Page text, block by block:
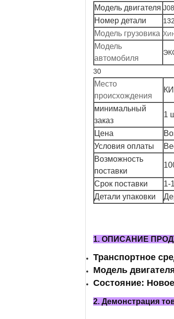
Модель двигателя
Номер детали
Модель грузовика
Модель
автомобиля
30
Место
происхождения
минимальный
заказ
1
Цена
Условия оплаты
Возможность
поставки
Срок поставки
1-
Детали упаковки
1. ОПИСАНИЕ
Транспортное
Модель
Состояние: Новое
2. Демонстрация